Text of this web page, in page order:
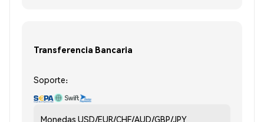
Transferencia Bancaria
Soporte:
Monedas USD/EUR/CHF/AUD/GBP/JPY